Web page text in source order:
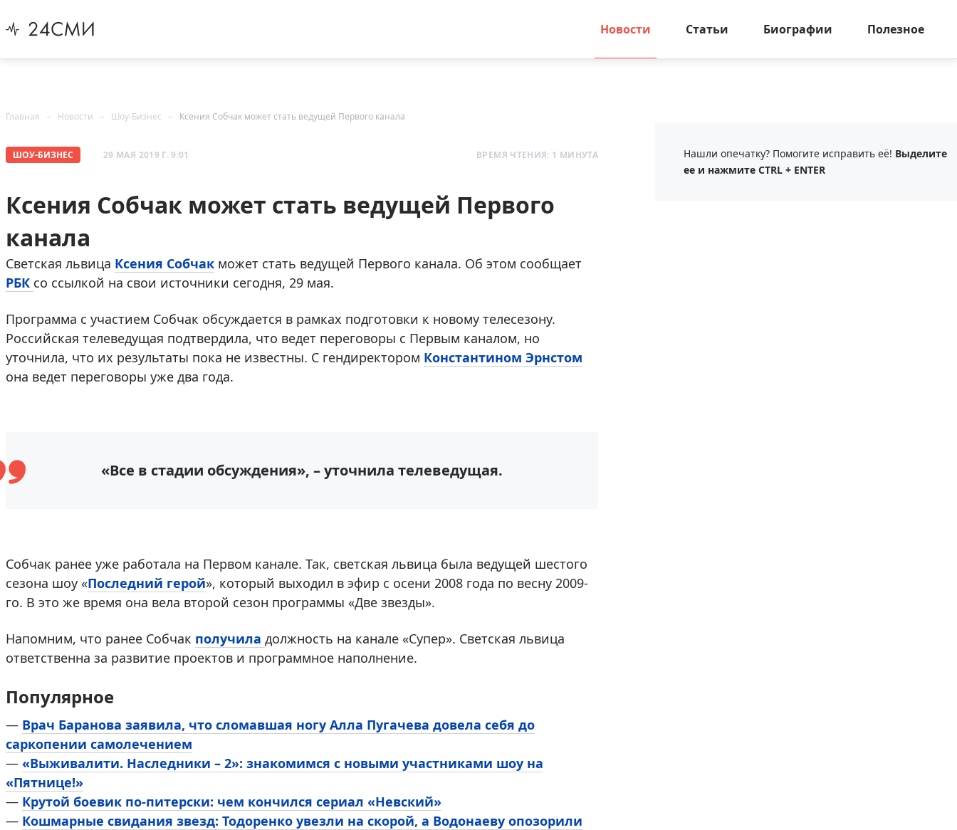
Новости Статьи Биографии Полезное
Главная Новости Шоу-Бизнес Ксения Собчак может стать ведущей Первого канала
ШОУ-БИЗНЕС 29 МАЯ 2019 Г. 9:01 ВРЕМЯ ЧТЕНИЯ: 1 МИНУТА
Ксения Собчак может стать ведущей Первого
канала
Светская львица Ксения Собчак может стать ведущей Первого канала. Об этом сообщает
РБК со ссылкой на свои источники сегодня, 29 мая.
Программа с участием Собчак обсуждается в рамках подготовки к новому телесезону.
Российская телеведущая подтвердила, что ведет переговоры с Первым каналом, но
уточнила, что их результаты пока не известны. С гендиректором Константином Эрнстом
она ведет переговоры уже два года.
«Все в стадии обсуждения», – уточнила телеведущая.
Собчак ранее уже работала на Первом канале. Так, светская львица была ведущей шестого
сезона шоу «Последний герой», который выходил в эфир с осени 2008 года по весну 2009-
го. В это же время она вела второй сезон программы «Две звезды».
Напомним, что ранее Собчак получила должность на канале «Супер». Светская львица
ответственна за развитие проектов и программное наполнение.
Популярное
— Врач Баранова заявила, что сломавшая ногу Алла Пугачева довела себя до
саркопении самолечением
— «Выживалити. Наследники – 2»: знакомимся с новыми участниками шоу на
«Пятнице!»
— Крутой боевик по-питерски: чем кончился сериал «Невский»
— Кошмарные свидания звезд: Тодоренко увезли на скорой, а Водонаеву опозорили
Нашли опечатку? Помогите исправить её! Выделите
ее и нажмите CTRL + ENTER